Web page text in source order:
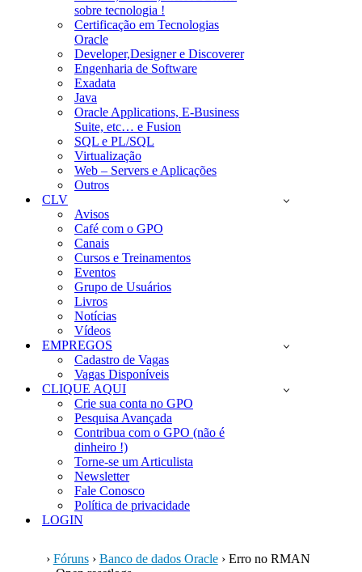
sobre tecnologia !
Certificação em Tecnologias
Oracle
Developer,Designer e Discoverer
Engenharia de Software
Exadata
Java
Oracle Applications, E-Business
Suite, etc… e Fusion
SQL e PL/SQL
Virtualização
Web – Servers e Aplicações
Outros
CLV
Avisos
Café com o GPO
Canais
Cursos e Treinamentos
Eventos
Grupo de Usuários
Livros
Notícias
Vídeos
EMPREGOS
Cadastro de Vagas
Vagas Disponíveis
CLIQUE AQUI
Crie sua conta no GPO
Pesquisa Avançada
Contribua com o GPO (não é
dinheiro !)
Torne-se um Articulista
Newsletter
Fale Conosco
Política de privacidade
LOGIN
› Fóruns › Banco de dados Oracle › Erro no RMAN